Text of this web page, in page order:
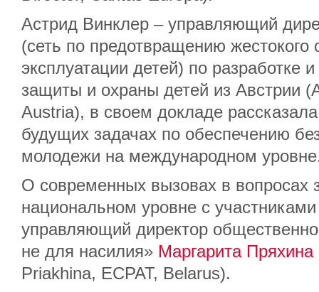
Астрид Винклер – управляющий
(сеть по предотвращению
эксплуатации детей) по разработке
защиты и охраны детей из Австрии
Austria), в своем докладе
будущих задачах по обеспечению
молодежи на международном
О современных вызовах в вопросах
национальном уровне с
управляющий директор
не для насилия» Маргарита Пряхина
Priakhina, ECPAT, Belarus).